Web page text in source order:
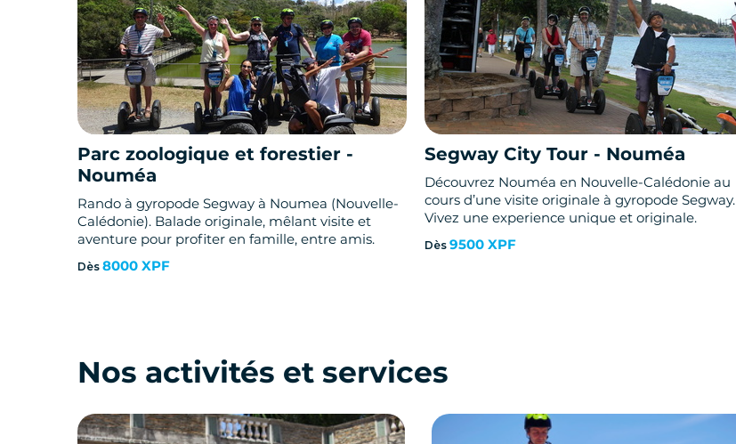
Parc zoologique et forestier -
Nouméa
Rando à gyropode Segway à Noumea (Nouvelle-
Calédonie). Balade originale, mêlant visite et
aventure pour profiter en famille, entre amis.
Dès 8000 XPF
Segway City Tour - Nouméa
Découvrez Nouméa en Nouvelle-Calédonie au
cours d’une visite originale à gyropode Segway.
Vivez une experience unique et originale.
Dès 9500 XPF
Nos activités et services